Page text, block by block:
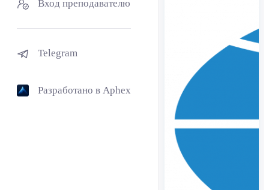
Вход преподавателю
Telegram
Разработано в Aphex